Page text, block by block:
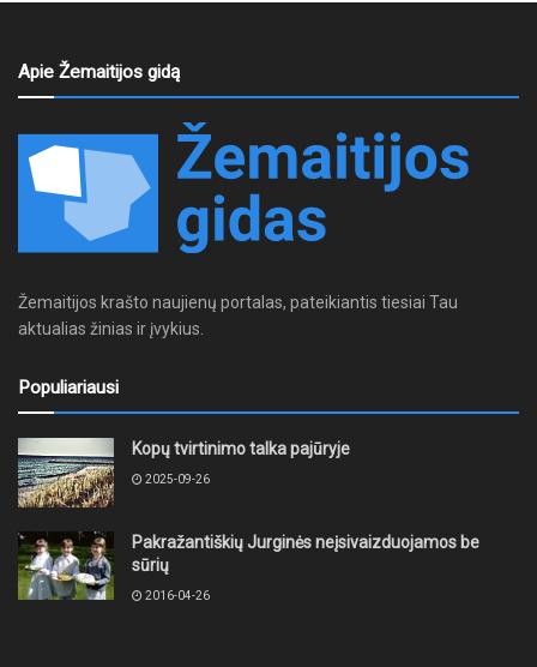
Apie Žemaitijos gidą
Žemaitijos krašto naujienų portalas, pateikiantis tiesiai Tau
aktualias žinias ir įvykius.
Populiariausi
Kopų tvirtinimo talka pajūryje
2025-09-26
Pakražantiškių Jurginės neįsivaizduojamos be
sūrių
2016-04-26